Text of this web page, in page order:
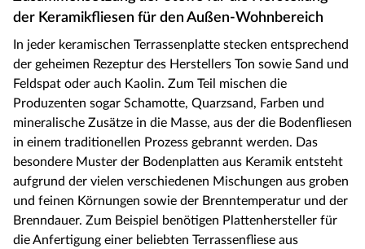
der Keramikfliesen für den Außen-Wohnbereich
In jeder keramischen Terrassenplatte stecken entsprechend
der geheimen Rezeptur des Herstellers Ton sowie Sand und
Feldspat oder auch Kaolin. Zum Teil mischen die
Produzenten sogar Schamotte, Quarzsand, Farben und
mineralische Zusätze in die Masse, aus der die Bodenfliesen
in einem traditionellen Prozess gebrannt werden. Das
besondere Muster der Bodenplatten aus Keramik entsteht
aufgrund der vielen verschiedenen Mischungen aus groben
und feinen Körnungen sowie der Brenntemperatur und der
Brenndauer. Zum Beispiel benötigen Plattenhersteller für
die Anfertigung einer beliebten Terrassenfliese aus